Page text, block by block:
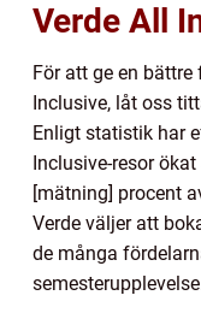
Verde All
För att ge en bättre
Inclusive, låt oss
Enligt statistik har
Inclusive-resor
[mätning] procent
Verde väljer att
de många